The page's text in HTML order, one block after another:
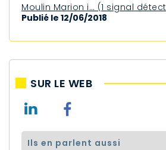
Moulin Marion i… (1 signal
Publié le 12/06/2018
SUR LE WEB
ils en parlent aussi